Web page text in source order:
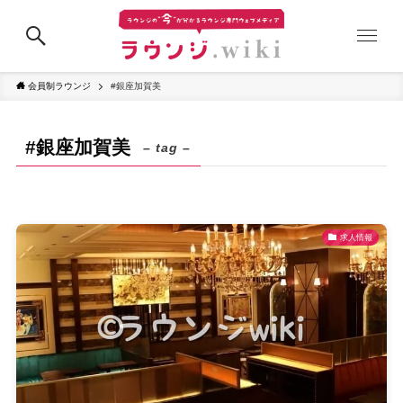
会員制ラウンジ #銀座加賀美
#銀座加賀美 – tag –
求人情報